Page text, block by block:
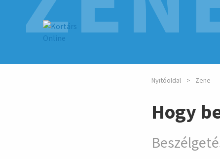
Nyitóoldal Zene
Hogy